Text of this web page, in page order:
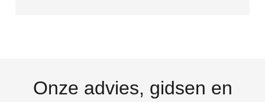
Onze advies, gidsen en